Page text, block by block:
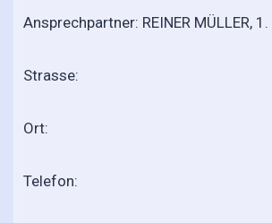
Ansprechpartner: REINER MÜLLER,
Strasse:
Ort:
Telefon: